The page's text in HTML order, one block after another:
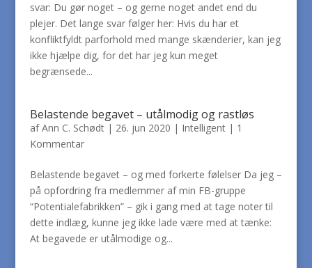
svar: Du gør noget – og gerne noget andet end du
plejer. Det lange svar følger her: Hvis du har et
konfliktfyldt parforhold med mange skænderier, kan jeg
ikke hjælpe dig, for det har jeg kun meget
begrænsede...
Belastende begavet – utålmodig og rastløs
afAnn C. Schødt| 26. jun 2020 | Intelligent| 1
Kommentar
Belastende begavet – og med forkerte følelser Da jeg –
på opfordring fra medlemmer af min FB-gruppe
“Potentialefabrikken” – gik i gang med at tage noter til
dette indlæg, kunne jeg ikke lade være med at tænke:
At begavede er utålmodige og...